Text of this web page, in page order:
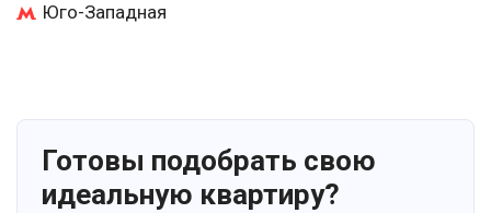
Юго-Западная
Готовы подобрать свою
идеальную квартиру?